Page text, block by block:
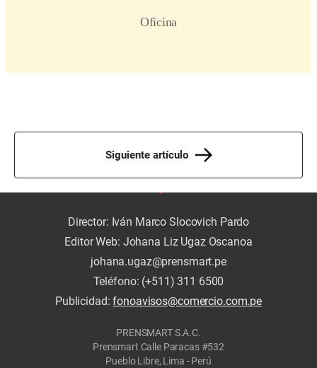
Siguiente artículo
Director: Iván Marco Slocovich Pardo
Editor Web: Johana Liz Ugaz Oscanoa
johana.ugaz@prensmart.pe
Teléfono: (+511) 311 6500
Publicidad:fonoavisos@comercio.com.pe
PRENSMART S.A.C.
Prensmart Calle Paracas #532
Pueblo Libre, Lima - Perú